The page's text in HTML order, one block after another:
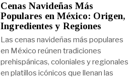
Cenas Navideñas Más
Populares en México: Origen,
Ingredientes y Regiones
Las cenas navideñas más populares
en México reúnen tradiciones
prehispánicas, coloniales y regionales
en platillos icónicos que llenan las